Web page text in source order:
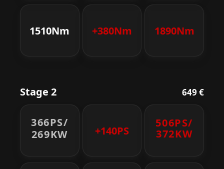
1510Nm +380Nm 1890Nm
Stage 2 649 €
366PS/
269KW
+140PS
506PS/
372KW